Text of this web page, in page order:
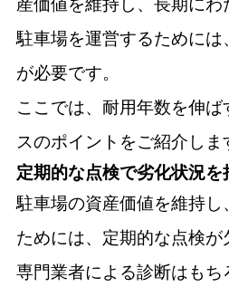
産価値を維持し、長期に
駐車場を運営するためには
が必要です。
ここでは、耐用年数を伸
スのポイントをご紹介しま
定期的な点検で劣化状況を
駐車場の資産価値を維持し
ためには、定期的な点検が
専門業者による診断はも